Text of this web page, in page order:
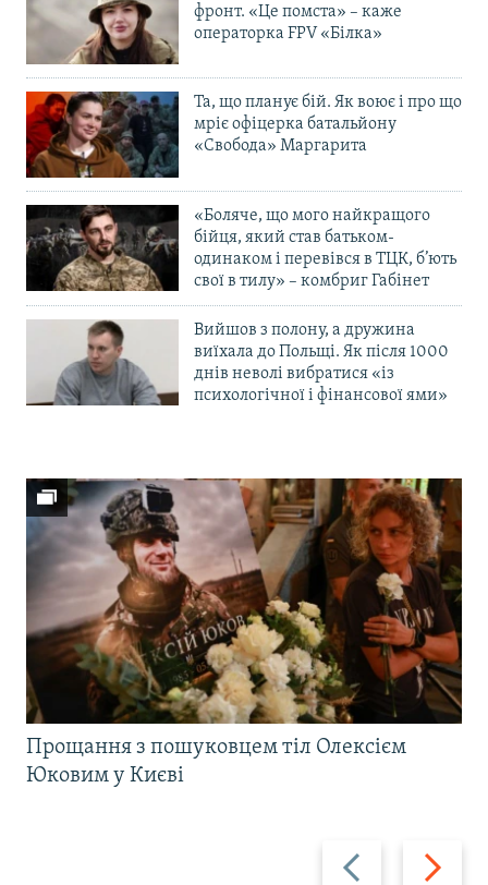
фронт. «Це помста» – каже
операторка FPV «Білка»
Та, що планує бій. Як воює і про що
мріє офіцерка батальйону
«Свобода» Маргарита
«Боляче, що мого найкращого
бійця, який став батьком-
одинаком і перевівся в ТЦК, б’ють
свої в тилу» – комбриг Габінет
Вийшов з полону, а дружина
виїхала до Польщі. Як після 1000
днів неволі вибратися «із
психологічної і фінансової ями»
Назад Вперед
Прощання з пошуковцем тіл Олексієм
Юковим у Києві